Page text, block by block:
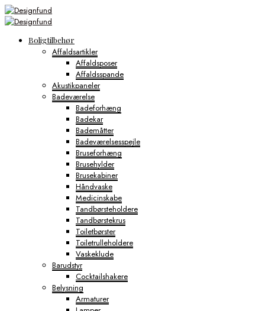
Boligtilbehør
Affaldsartikler
Affaldsposer
Affaldsspande
Akustikpaneler
Badeværelse
Badeforhæng
Badekar
Bademåtter
Badeværelsesspejle
Bruseforhæng
Brusehylder
Brusekabiner
Håndvaske
Medicinskabe
Tandbørsteholdere
Tandbørstekrus
Toiletbørster
Toiletrulleholdere
Vaskeklude
Barudstyr
Cocktailshakere
Belysning
Armaturer